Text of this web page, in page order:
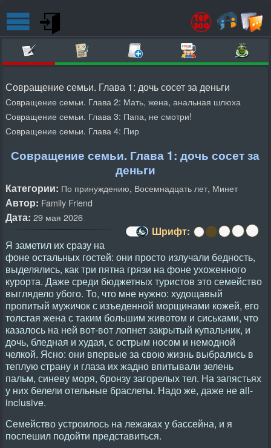
Совращение семьи. Глава 1: дочь сосет за деньги
Совращение семьи. Глава 2: Мать, жена, анальная шлюха
Совращение семьи. Глава 3: Папа, не смотри!
Совращение семьи. Глава 4: Пир
Совращение семьи. Глава 1: дочь сосет за
деньги
Категории: По принуждению, Восемнадцать лет, Минет
Автор: Family Friend
Дата: 29 мая 2026
Шрифт:
Я заметил их сразу на
фоне остальных гостей: они просто излучали бедность,
выделялись, как три пятна грязи на фоне ухоженного
курорта. Даже среди бюджетных туристов это семейство
выглядело убого. То, что мне нужно: худощавый
пропитый мужичок с изъеденной морщинами кожей, его
толстая жена с таким большим животом и сиськами, что
казалось на ней вот-вот лопнет закрытый купальник, и
дочь, бледная и худая, с острым носом и немодной
челкой. Ясно: они впервые за свою жизнь выбрались в
теплую страну и глаза их жадно впитывали зелень
пальм, синеву моря, бронзу загорелых тел. На запястьях
у них белели отельные браслеты. Надо же, даже не all-
inclusive.
Семейство устроилось на лежаках у бассейна, и я
поспешил подойти представиться.